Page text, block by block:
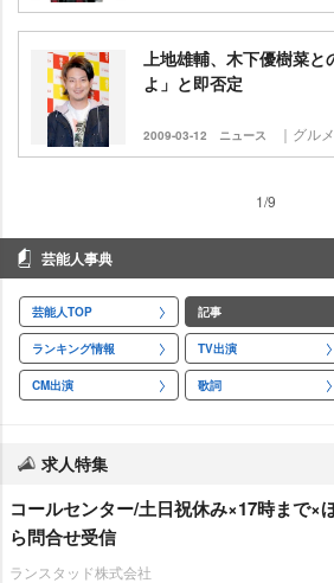
上地雄輔、木下優樹菜と
よ」と即否定
2009-03-12 ニュース ｜グル
1/9
芸能人事典
芸能人TOP 記事
ランキング情報 TV出演
CM出演 歌詞
求人特集
コールセンター/土日祝休み×17時まで×
ら問合せ受信
ランスタッド株式会社